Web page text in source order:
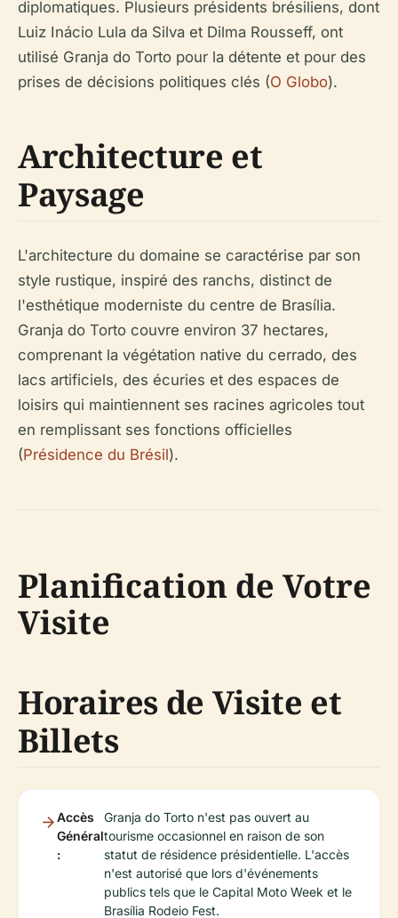
diplomatiques. Plusieurs présidents brésiliens, dont
Luiz Inácio Lula da Silva et Dilma Rousseff, ont
utilisé Granja do Torto pour la détente et pour des
prises de décisions politiques clés (O Globo).
Architecture et
Paysage
L'architecture du domaine se caractérise par son
style rustique, inspiré des ranchs, distinct de
l'esthétique moderniste du centre de Brasília.
Granja do Torto couvre environ 37 hectares,
comprenant la végétation native du cerrado, des
lacs artificiels, des écuries et des espaces de
loisirs qui maintiennent ses racines agricoles tout
en remplissant ses fonctions officielles
(Présidence du Brésil).
Planification de Votre
Visite
Horaires de Visite et
Billets
Accès
Général
:
Granja do Torto n'est pas ouvert au
tourisme occasionnel en raison de son
statut de résidence présidentielle. L'accès
n'est autorisé que lors d'événements
publics tels que le Capital Moto Week et le
Brasília Rodeio Fest.